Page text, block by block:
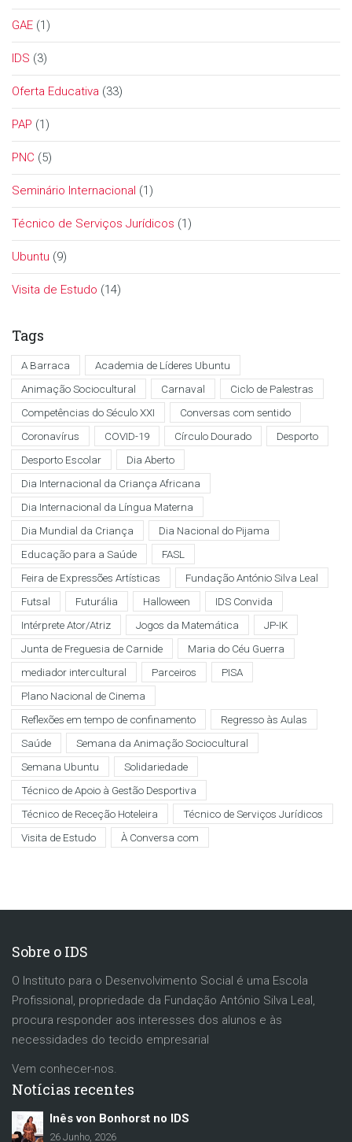
GAE (1)
IDS (3)
Oferta Educativa (33)
PAP (1)
PNC (5)
Seminário Internacional (1)
Técnico de Serviços Jurídicos (1)
Ubuntu (9)
Visita de Estudo (14)
Tags
A Barraca
Academia de Líderes Ubuntu
Animação Sociocultural
Carnaval
Ciclo de Palestras
Competências do Século XXI
Conversas com sentido
Coronavírus
COVID-19 Círculo Dourado
Desporto
Desporto Escolar
Dia Aberto
Dia Internacional da Criança Africana
Dia Internacional da Língua Materna
Dia Mundial da Criança
Dia Nacional do Pijama
Educação para a Saúde
FASL
Feira de Expressões Artísticas
Fundação António Silva Leal
Futsal
Futurália Halloween
IDS Convida
Intérprete Ator/Atriz
Jogos da Matemática
JP-IK
Junta de Freguesia de Carnide
Maria do Céu Guerra
mediador intercultural
Parceiros
PISA
Plano Nacional de Cinema
Reflexões em tempo de confinamento
Regresso às Aulas
Saúde
Semana da Animação Sociocultural
Semana Ubuntu
Solidariedade
Técnico de Apoio à Gestão Desportiva
Técnico de Receção Hoteleira
Técnico de Serviços Jurídicos
Visita de Estudo
À Conversa com
Sobre o IDS
O Instituto para o Desenvolvimento Social é uma Escola
Profissional, propriedade da Fundação António Silva Leal,
procura responder aos interesses dos alunos e às
necessidades do tecido empresarial
Vem conhecer-nos.
Notícias recentes
Inês von Bonhorst no IDS
26 Junho, 2026